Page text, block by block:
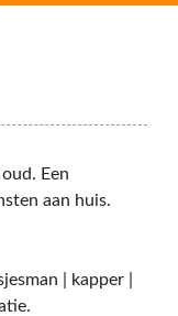
Een
aan huis.
| kapper |